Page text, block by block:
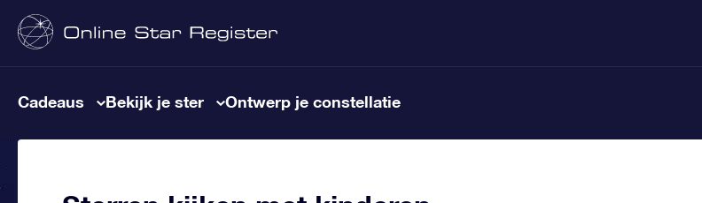
Cadeaus Bekijk je ster Ontwerp je constellatie